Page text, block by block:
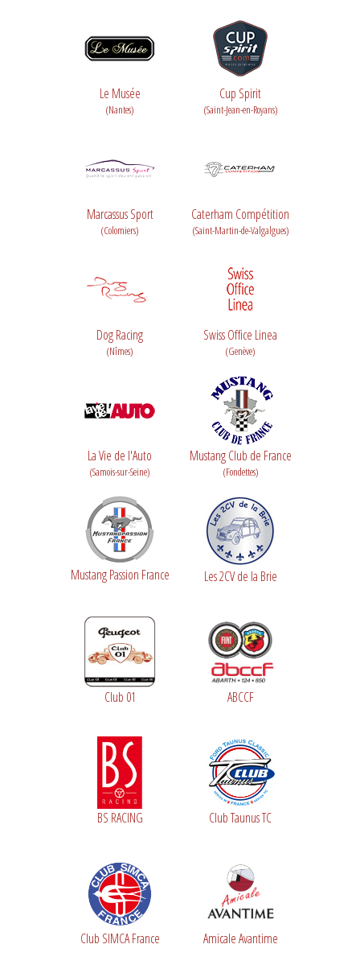
Le Musée
(Nantes)
Cup Spirit
(Saint-Jean-en-Royans)
Marcassus Sport
(Colomiers)
Caterham Compétition
(Saint-Martin-de-Valgalgues)
Dog Racing
(Nîmes)
Swiss Office Linea
(Genève)
La Vie de l'Auto
(Samois-sur-Seine)
Mustang Club de France
(Fondettes)
Mustang Passion France Les 2CV de la Brie
Club 01 ABCCF
BS RACING Club Taunus TC
Club SIMCA France Amicale Avantime